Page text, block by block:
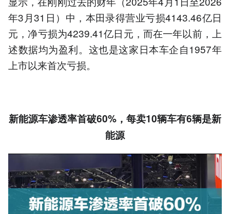
年3月31日）中，本田录得营业亏损4143.46亿日
元，净亏损为4239.41亿日元，而在一年以前，上
述数据均为盈利。这也是这家日本车企自1957年
上市以来首次亏损。
新能源车渗透率首破60%，每卖10辆车有6辆是新
能源